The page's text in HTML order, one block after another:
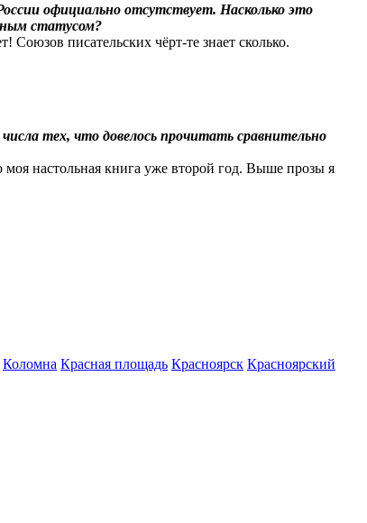
официально отсутствует. Насколько это
статусом?
писательских чёрт-те знает сколько.
тех, что довелось прочитать сравнительно
моя настольная книга уже второй год. Выше прозы я
Коломна Красная площадь Красноярск Красноярский